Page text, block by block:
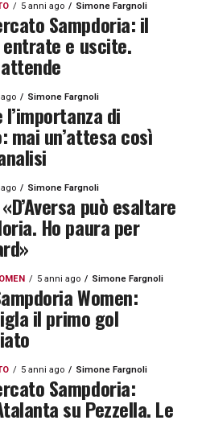
5 anni ago Simone Fargnoli
Sampdoria: il
e uscite.
attende
Simone Fargnoli
l’importanza di
mai un’attesa così
Simone Fargnoli
può esaltare
Ho paura per
5 anni ago Simone Fargnoli
Women:
il primo gol
5 anni ago Simone Fargnoli
Sampdoria:
su Pezzella. Le